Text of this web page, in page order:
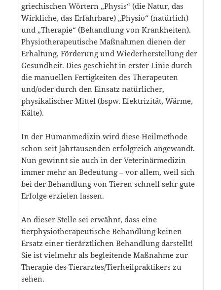
griechischen Wörtern „Physis“ (die Natur, das
Wirkliche, das Erfahrbare) „Physio“ (natürlich)
und „Therapie“ (Behandlung von Krankheiten).
Physiotherapeutische Maßnahmen dienen der
Erhaltung, Förderung und Wiederherstellung der
Gesundheit. Dies geschieht in erster Linie durch
die manuellen Fertigkeiten des Therapeuten
und/oder durch den Einsatz natürlicher,
physikalischer Mittel (bspw. Elektrizität, Wärme,
Kälte).
In der Humanmedizin wird diese Heilmethode
schon seit Jahrtausenden erfolgreich angewandt.
Nun gewinnt sie auch in der Veterinärmedizin
immer mehr an Bedeutung – vor allem, weil sich
bei der Behandlung von Tieren schnell sehr gute
Erfolge erzielen lassen.
An dieser Stelle sei erwähnt, dass eine
tierphysiotherapeutische Behandlung keinen
Ersatz einer tierärztlichen Behandlung darstellt!
Sie ist vielmehr als begleitende Maßnahme zur
Therapie des Tierarztes/Tierheilpraktikers zu
sehen.